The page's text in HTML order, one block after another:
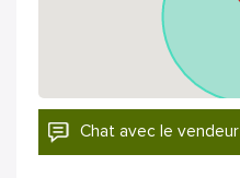
Chat avec le vendeur